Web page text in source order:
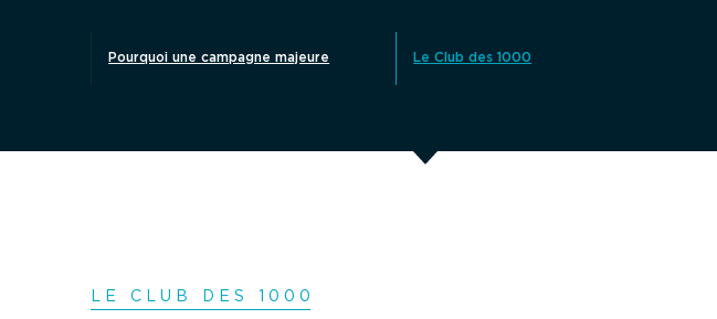
Pourquoi une campagne majeure Le Club des 1000
LE CLUB DES 1000